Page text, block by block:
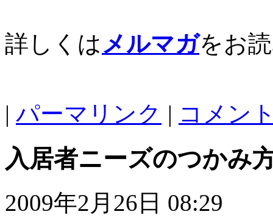
詳しくはメルマガをお
| パーマリンク | コメン
入居者ニーズのつかみ
2009年2月26日 08:29